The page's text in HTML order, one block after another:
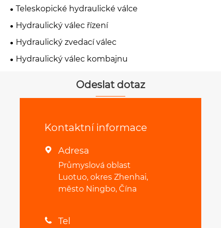
Teleskopické hydraulické válce
Hydraulický válec řízení
Hydraulický zvedací válec
Hydraulický válec kombajnu
Odeslat dotaz
Kontaktní informace
 Adresa
Průmyslová oblast
Luotuo, okres Zhenhai,
město Ningbo, Čína
 Tel